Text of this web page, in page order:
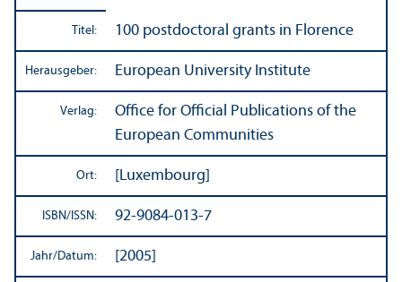
Titel: 100 postdoctoral grants in Florence
Herausgeber: European University Institute
Verlag:
Office for Official Publications of the
European Communities
Ort: [Luxembourg]
ISBN/ ISSN: 92-9084-013-7
Jahr/Datum: [2005]